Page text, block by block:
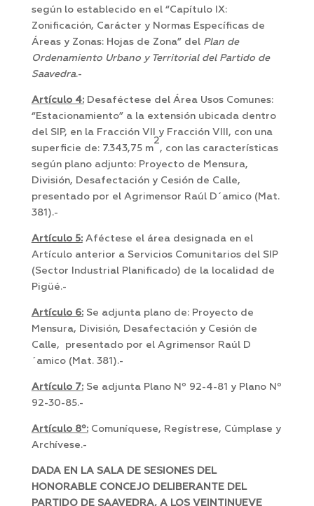
según lo establecido en el “Capítulo IX:
Zonificación, Carácter y Normas Específicas de
Áreas y Zonas: Hojas de Zona” del Plan de
Ordenamiento Urbano y Territorial del Partido de
Saavedra.-
Artículo 4:Desaféctese del Área Usos Comunes:
“Estacionamiento” a la extensión ubicada dentro
del SIP, en la Fracción VII y Fracción VIII, con una
superficie de: 7.343,75 m
2
, con las características
según plano adjunto: Proyecto de Mensura,
División, Desafectación y Cesión de Calle,
presentado por el Agrimensor Raúl D´amico (Mat.
381).-
Artículo 5:Aféctese el área designada en el
Artículo anterior a Servicios Comunitarios del SIP
(Sector Industrial Planificado) de la localidad de
Pigüé.-
Artículo 6:Se adjunta plano de: Proyecto de
Mensura, División, Desafectación y Cesión de
Calle, presentado por el Agrimensor Raúl D
´amico (Mat. 381).-
Artículo 7:Se adjunta Plano Nº 92-4-81 y Plano Nº
92-30-85.-
Artículo 8º:Comuníquese, Regístrese, Cúmplase y
Archívese.-
DADA EN LA SALA DE SESIONES DEL
HONORABLE CONCEJO DELIBERANTE DEL
PARTIDO DE SAAVEDRA, A LOS VEINTINUEVE